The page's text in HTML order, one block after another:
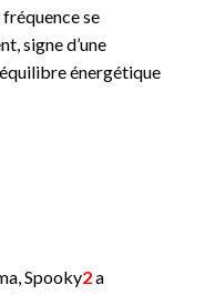
se
signe d’une
énergétique
Spooky2a